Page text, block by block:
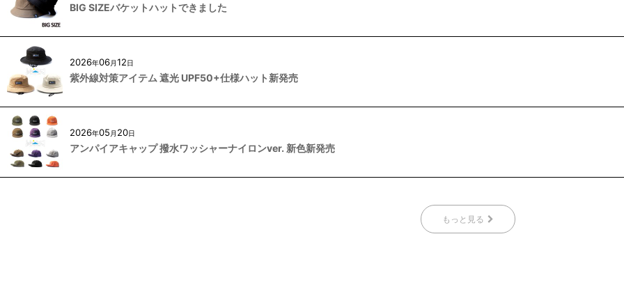
BIG SIZEバケットハットできました
2026年06月12日
紫外線対策アイテム 遮光 UPF50+仕様ハット新発売
2026年05 月 20日
アンパイアキャップ 撥水ワッシャーナイロンver. 新色新発売
もっと見る